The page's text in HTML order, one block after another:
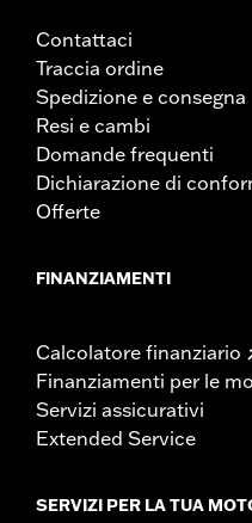
Contattaci
Traccia ordine
Spedizione e consegna
Resi e cambi
Domande frequenti
Dichiarazione di
Offerte
FINANZIAMENTI
Calcolatore finanziario
Finanziamenti per le
Servizi assicurativi
Extended Service
SERVIZI PER LA TUA